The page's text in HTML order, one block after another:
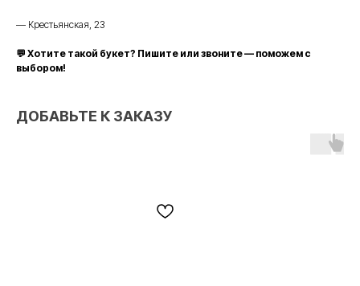
— Крестьянская, 23
💬 Хотите такой букет? Пишите или звоните — поможем с
выбором!
ДОБАВЬТЕ К ЗАКАЗУ